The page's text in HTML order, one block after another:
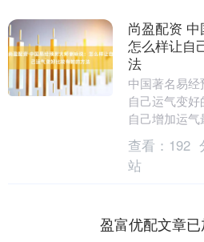
尚盈配资 中
怎么样让自
法
中国著名易
自己运气变
自己增加运
师《易经与
为网络上很....
查看： 192
站
盈富优配文章